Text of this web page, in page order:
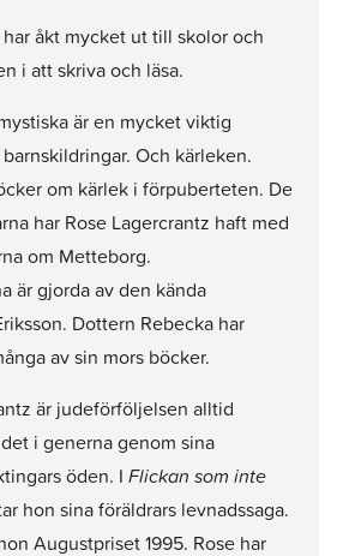
åkt mycket ut till skolor och
i att skriva och läsa.
är en mycket viktig
Och kärleken.
om kärlek i förpuberteten. De
har Rose Lagercrantz haft med
om Metteborg.
är gjorda av den kända
Dottern Rebecka har
av sin mors böcker.
är judeförföljelsen alltid
i generna genom sina
öden. I Flickan som inte
hon sina föräldrars levnadssaga.
Augustpriset 1995. Rose har